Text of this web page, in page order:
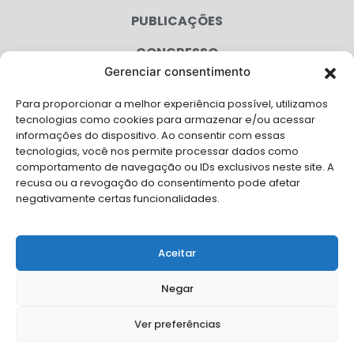
Gerenciar consentimento
Para proporcionar a melhor experiência possível, utilizamos
tecnologias como cookies para armazenar e/ou acessar
informações do dispositivo. Ao consentir com essas
tecnologias, você nos permite processar dados como
comportamento de navegação ou IDs exclusivos neste site. A
recusa ou a revogação do consentimento pode afetar
negativamente certas funcionalidades.
Aceitar
Negar
Ver preferências
PUBLICAÇÕES
CONGRESSO
CAMPANHAS
SERVIÇOS
FILIADAS
FALE CONOSCO
Solicite Apoio Institucional da AMB para o seu evento